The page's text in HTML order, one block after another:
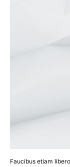
Faucibus etiam libero